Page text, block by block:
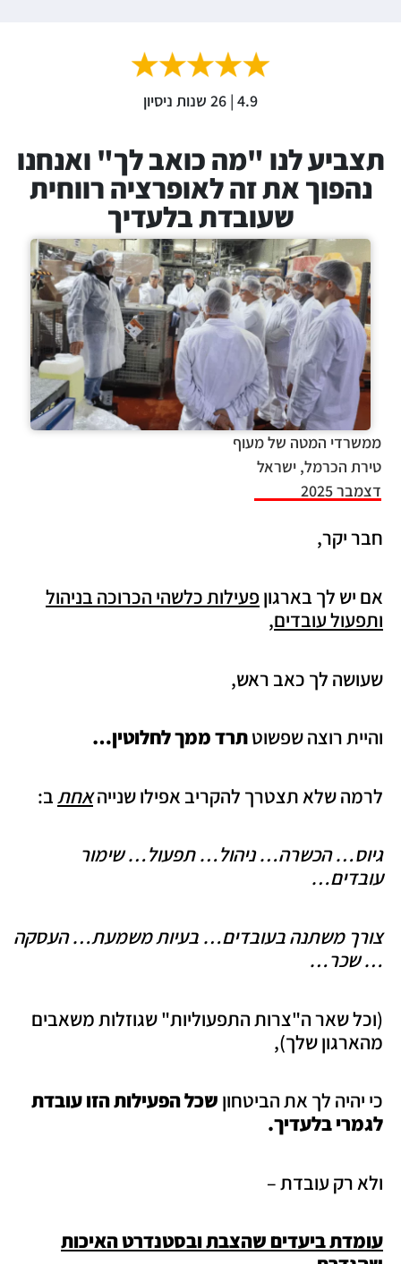
4.9 | 26 שנות ניסיון
תצביע לנו "מה כואב לך" ואנחנו
נהפוך את זה לאופרציה רווחית
שעובדת בלעדיך
ממשרדי המטה של מעוף
טירת הכרמל, ישראל
דצמבר 2025
חבר יקר,
אם יש לך בארגון פעילות כלשהי הכרוכה בניהול
ותפעול עובדים,
שעושה לך כאב ראש,
והיית רוצה שפשוטתרד ממך לחלוטין…
לרמה שלא תצטרך להקריב אפילו שנייהאחתב:
גיוס… הכשרה… ניהול… תפעול… שימור
עובדים…
צורך משתנה בעובדים… בעיות משמעת… העסקה
… שכר…
(וכל שאר ה"צרות התפעוליות" שגוזלות משאבים
מהארגון שלך),
כי יהיה לך את הביטחון שכל הפעילות הזו עובדת
לגמרי בלעדיך.
ולא רק עובדת –
עומדת ביעדים שהצבת ובסטנדרט האיכות